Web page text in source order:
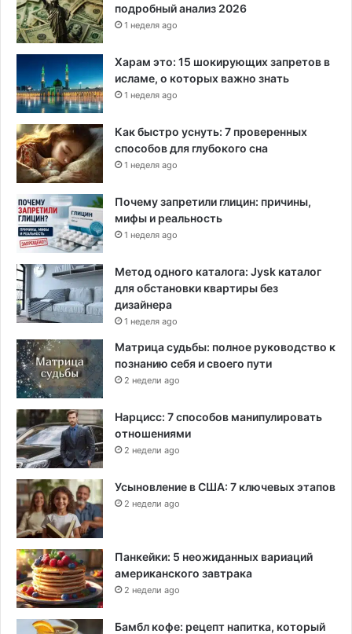
подробный анализ 2026
1 неделя ago
Харам это: 15 шокирующих запретов в
исламе, о которых важно знать
1 неделя ago
Как быстро уснуть: 7 проверенных
способов для глубокого сна
1 неделя ago
Почему запретили глицин: причины,
мифы и реальность
1 неделя ago
Метод одного каталога: Jysk каталог
для обстановки квартиры без
дизайнера
1 неделя ago
Матрица судьбы: полное руководство к
познанию себя и своего пути
2 недели ago
Нарцисс: 7 способов манипулировать
отношениями
2 недели ago
Усыновление в США: 7 ключевых этапов
2 недели ago
Панкейки: 5 неожиданных вариаций
американского завтрака
2 недели ago
Бамбл кофе: рецепт напитка, который